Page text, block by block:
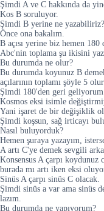
Şimdi A ve C hakkında da
Kos B soruluyor.
Şimdi B yerine ne yazabiliriz?
Önce ona bakalım.
B açısı yerine biz hemen 180
Abc'nin toplama şu ikisini
Bu durumda ne olur?
Bu durumda koyunuz B
açılarının toplamı şöyle 5
Şimdi 180'den geri
Kosmos eksi isimle
Yani işaret de bir değişiklik
Şimdi koşsun, sağ irticayı
Nasıl buluyorduk?
Hemen şuraya yazayım,
A artı C'ye demek sevgili
Konsensus A çarpı
burada mı artı iken eksi
Sinüs A çarpı sinüs C olacak.
Şimdi sinüs a var ama sinüs
lazım.
Bu durumda ne yapıyorum?